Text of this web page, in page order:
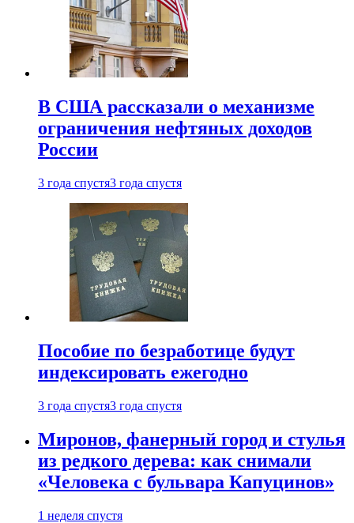
В США рассказали о механизме
ограничения нефтяных доходов
России
3 года спустя3 года спустя
Пособие по безработице будут
индексировать ежегодно
3 года спустя3 года спустя
Миронов, фанерный город и стулья
из редкого дерева: как снимали
«Человека с бульвара Капуцинов»
1 неделя спустя